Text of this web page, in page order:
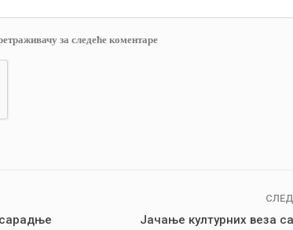
за следеће коментаре
Јачање културних веза